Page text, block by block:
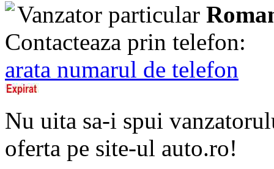
Vanzator particular
Contacteaza prin telefon:
arata numarul de telefon
Nu uita sa-i spui
oferta pe site-ul auto.ro!